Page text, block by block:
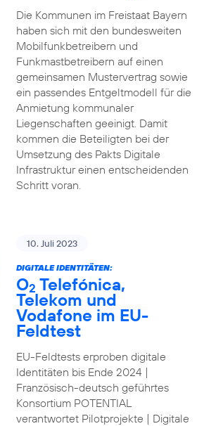
Die Kommunen im Freistaat Bayern
haben sich mit den bundesweiten
Mobilfunkbetreibern und
Funkmastbetreibern auf einen
gemeinsamen Mustervertrag sowie
ein passendes Entgeltmodell für die
Anmietung kommunaler
Liegenschaften geeinigt. Damit
kommen die Beteiligten bei der
Umsetzung des Pakts Digitale
Infrastruktur einen entscheidenden
Schritt voran.
10. Juli 2023
DIGITALE IDENTITÄTEN:
O2 Telefónica,
Telekom und
Vodafone im EU-
Feldtest
EU-Feldtests erproben digitale
Identitäten bis Ende 2024 |
Französisch-deutsch geführtes
Konsortium POTENTIAL
verantwortet Pilotprojekte | Digitale